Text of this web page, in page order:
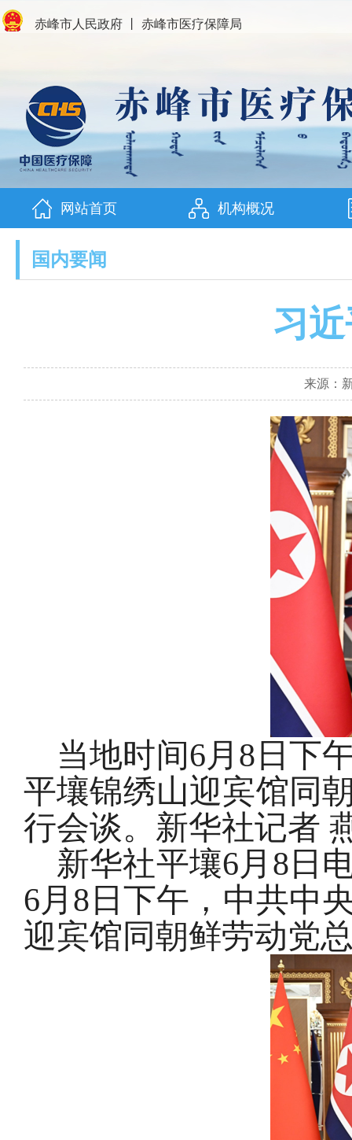
赤峰市人民政府 赤峰市医疗保障局
网站首页 机构概况
国内要闻
习
来源：
当地时间6月8日下
平壤锦绣山迎宾馆同
行会谈。新华社记者
新华社平壤6月8日
6月8日下午，中共中
迎宾馆同朝鲜劳动党